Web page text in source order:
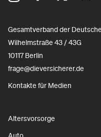
Gesamtverband der
Wilhelmstraße 43 / 43G
10117 Berlin
frage@dieversicherer.de
Kontakte für Medien
Altersvorsorge